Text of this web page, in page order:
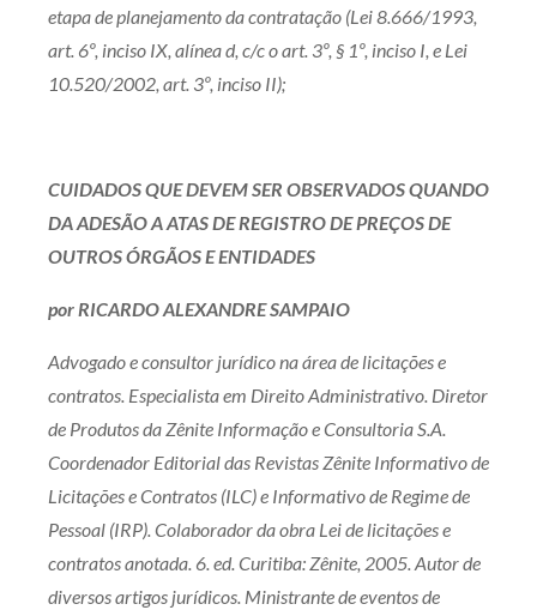
etapa de planejamento da contratação (Lei 8.666/1993,
art. 6º, inciso IX, alínea d, c/c o art. 3º, § 1º, inciso I, e Lei
10.520/2002, art. 3º, inciso II);
CUIDADOS QUE DEVEM SER OBSERVADOS QUANDO
DA ADESÃO A ATAS DE REGISTRO DE PREÇOS DE
OUTROS ÓRGÃOS E ENTIDADES
por RICARDO ALEXANDRE SAMPAIO
Advogado e consultor jurídico na área de licitações e
contratos. Especialista em Direito Administrativo. Diretor
de Produtos da Zênite Informação e Consultoria S.A.
Coordenador Editorial das Revistas Zênite Informativo de
Licitações e Contratos (ILC) e Informativo de Regime de
Pessoal (IRP). Colaborador da obra Lei de licitações e
contratos anotada. 6. ed. Curitiba: Zênite, 2005. Autor de
diversos artigos jurídicos. Ministrante de eventos de